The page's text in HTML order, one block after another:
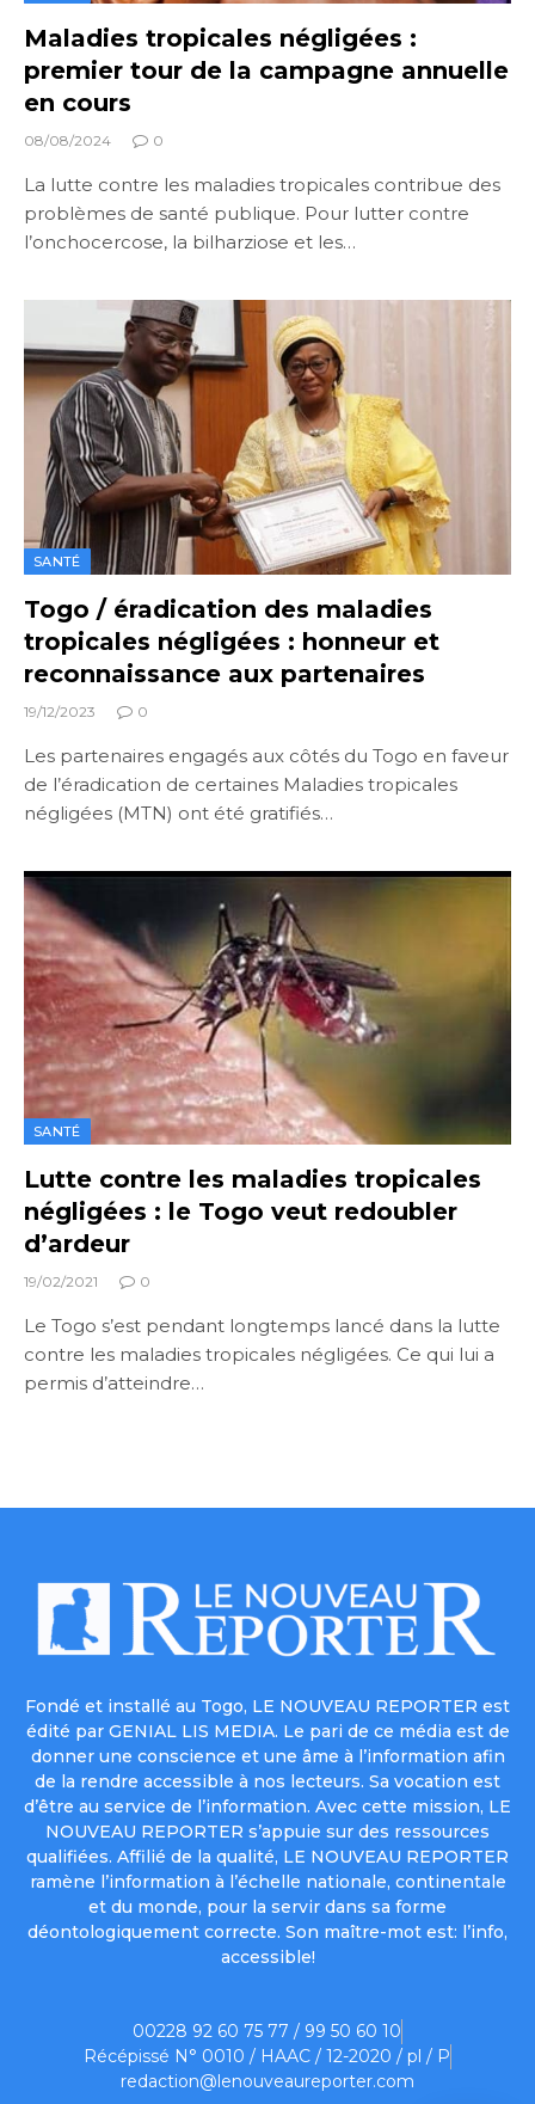
Maladies tropicales négligées :
premier tour de la campagne annuelle
en cours
08/08/2024 0
La lutte contre les maladies tropicales contribue des
problèmes de santé publique. Pour lutter contre
l’onchocercose, la bilharziose et les…
SANTÉ
Togo / éradication des maladies
tropicales négligées : honneur et
reconnaissance aux partenaires
19/12/2023 0
Les partenaires engagés aux côtés du Togo en faveur
de l’éradication de certaines Maladies tropicales
négligées (MTN) ont été gratifiés…
SANTÉ
Lutte contre les maladies tropicales
négligées : le Togo veut redoubler
d’ardeur
19/02/2021 0
Le Togo s’est pendant longtemps lancé dans la lutte
contre les maladies tropicales négligées. Ce qui lui a
permis d’atteindre…
Fondé et installé au Togo, LE NOUVEAU REPORTER est
édité par GENIAL LIS MEDIA. Le pari de ce média est de
donner une conscience et une âme à l’information afin
de la rendre accessible à nos lecteurs. Sa vocation est
d’être au service de l’information. Avec cette mission, LE
NOUVEAU REPORTER s’appuie sur des ressources
qualifiées. Affilié de la qualité, LE NOUVEAU REPORTER
ramène l’information à l’échelle nationale, continentale
et du monde, pour la servir dans sa forme
déontologiquement correcte. Son maître-mot est: l’info,
accessible!
00228 92 60 75 77 / 99 50 60 10
Récépissé N° 0010 / HAAC / 12-2020 / pl / P
redaction@lenouveaureporter.com